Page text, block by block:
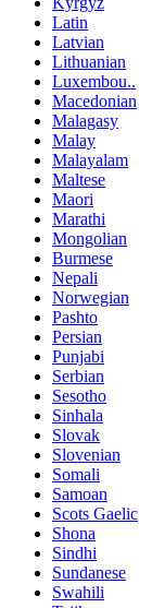
Latin
Latvian
Lithuanian
Luxembou..
Macedonian
Malagasy
Malay
Malayalam
Maltese
Maori
Marathi
Mongolian
Burmese
Nepali
Norwegian
Pashto
Persian
Punjabi
Serbian
Sesotho
Sinhala
Slovak
Slovenian
Somali
Samoan
Scots Gaelic
Shona
Sindhi
Sundanese
Swahili